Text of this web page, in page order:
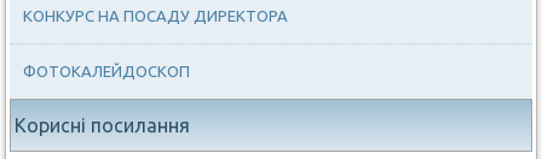
КОНКУРС НА ПОСАДУ ДИРЕКТОРА
ФОТОКАЛЕЙДОСКОП
Корисні посилання